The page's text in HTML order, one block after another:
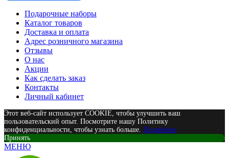
Подарочные наборы
Каталог товаров
Доставка и оплата
Адрес розничного магазина
Отзывы
О нас
Акции
Как сделать заказ
Контакты
Личный кабинет
Этот веб-сайт использует COOKIE, чтобы улучшить ваш
пользовательский опыт. Посмотрите нашу Политику
конфиденциальности, чтобы узнать больше. Подробнее
Принять
МЕНЮ